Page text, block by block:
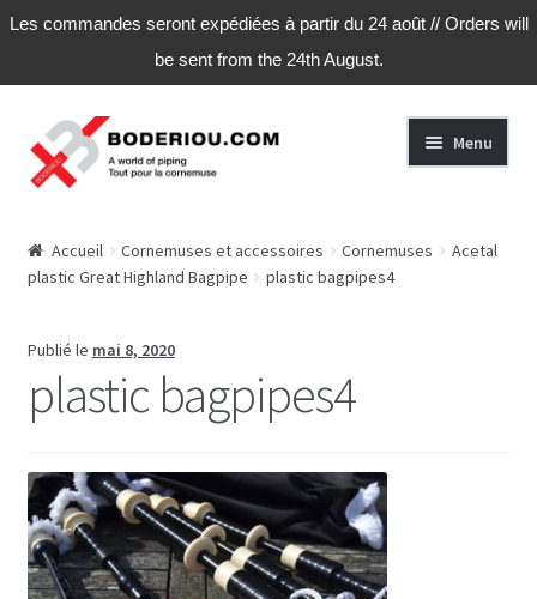
Les commandes seront expédiées à partir du 24 août // Orders will
be sent from the 24th August.
Aller
à
la
Aller
au
contenu
Menu
Accueil Cornemuses et accessoires Cornemuses
Acetal
plastic Great Highland Bagpipe
plastic bagpipes4
Publié le mai 8, 2020
plastic bagpipes4